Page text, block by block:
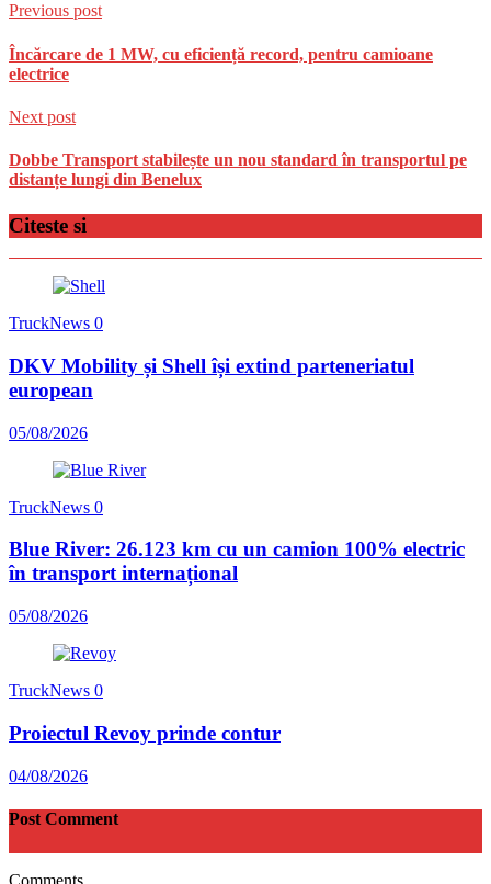
Previous post
Încărcare de 1 MW, cu eficiență record, pentru camioane
electrice
Next post
Dobbe Transport stabilește un nou standard în transportul pe
distanțe lungi din Benelux
Citeste si
TruckNews 0
DKV Mobility și Shell își extind parteneriatul
european
05/08/2026
TruckNews 0
Blue River: 26.123 km cu un camion 100% electric
în transport internațional
05/08/2026
TruckNews 0
Proiectul Revoy prinde contur
04/08/2026
Post Comment
Comments